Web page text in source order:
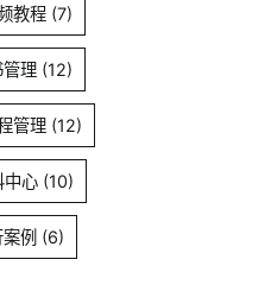
教程 (7)
理 (12)
管理 (12)
中心 (10)
例 (6)